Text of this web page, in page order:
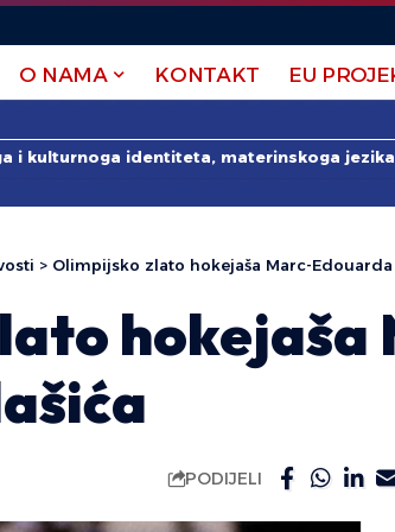
O NAMA KONTAKT EU
i kulturnoga identiteta, materinskoga
> Olimpijsko zlato hokejaša Marc-Edouarda
hokejaša
PODIJELI